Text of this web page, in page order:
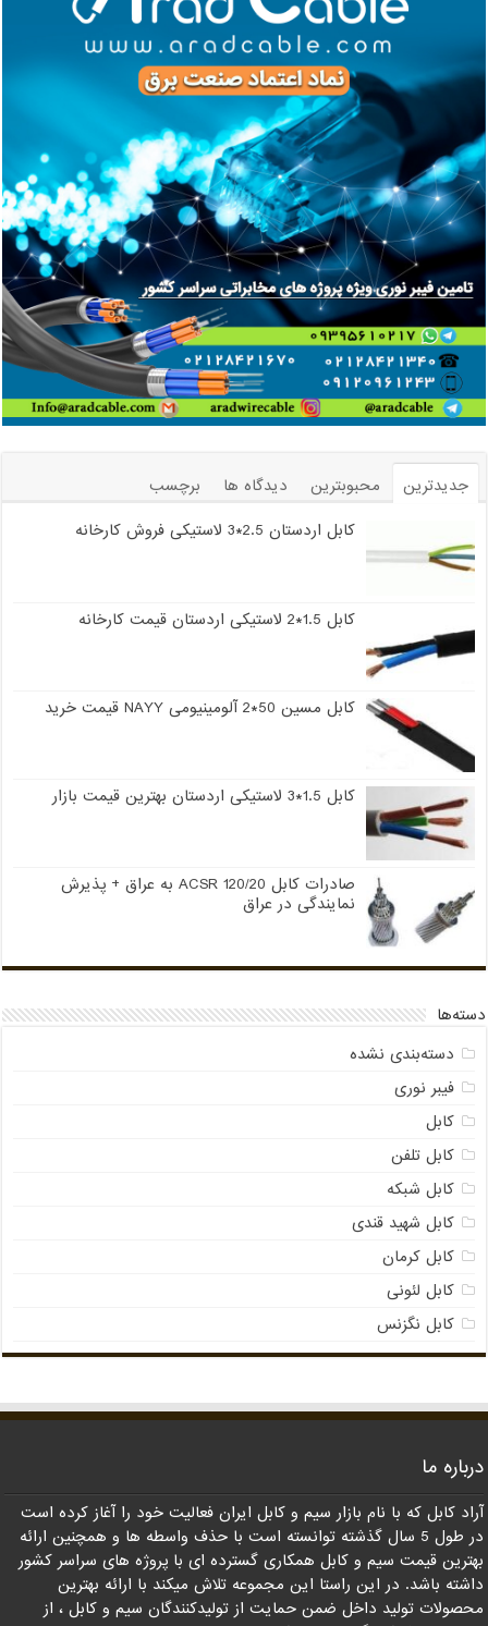
جدیدترین محبوبترین دیدگاه ها
برچسب
کابل اردستان 2.5*3 لاستیکی فروش کارخانه
کابل 1.5*2 لاستیکی اردستان قیمت کارخانه
کابل مسین 50*2 آلومینیومی NAYY قیمت خرید
کابل 1.5*3 لاستیکی اردستان بهترین قیمت بازار
صادرات کابل 120/20 ACSR به عراق + پذیرش
نمایندگی در عراق
دسته‌ها
دسته‌بندی نشده
فیبر نوری
کابل
کابل تلفن
کابل شبکه
کابل شهید قندی
کابل کرمان
کابل لئونی
کابل نگزنس
درباره ما
آراد کابل که با نام بازار سیم و کابل ایران فعالیت خود را آغاز کرده است
در طول 5 سال گذشته توانسته است با حذف واسطه ها و همچنین ارائه
بهترین قیمت سیم و کابل همکاری گسترده ای با پروژه های سراسر کشور
داشته باشد. در این راستا این مجموعه تلاش میکند با ارائه بهترین
محصولات تولید داخل ضمن حمایت از تولیدکنندگان سیم و کابل ، از